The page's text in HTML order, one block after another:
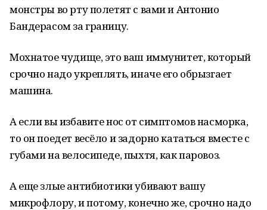
монстры во рту полетят с вами и Антонио
Бандерасом за границу.
Мохнатое чудище, это ваш иммунитет, который
срочно надо укреплять, иначе его обрызгает
машина.
А если вы избавите нос от симптомов насморка,
то он поедет весёло и задорно кататься вместе с
губами на велосипеде, пыхтя, как паровоз.
А еще злые антибиотики убивают вашу
микрофлору, и потому, конечно же, срочно надо